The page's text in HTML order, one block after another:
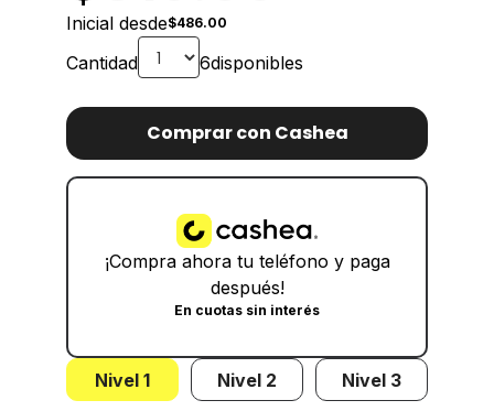
Inicial desde$486.00
Cantidad 6disponibles
Comprar con Cashea
¡Compra ahora tu teléfono y paga
después!
En cuotas sin interés
Nivel 1 Nivel 2 Nivel 3